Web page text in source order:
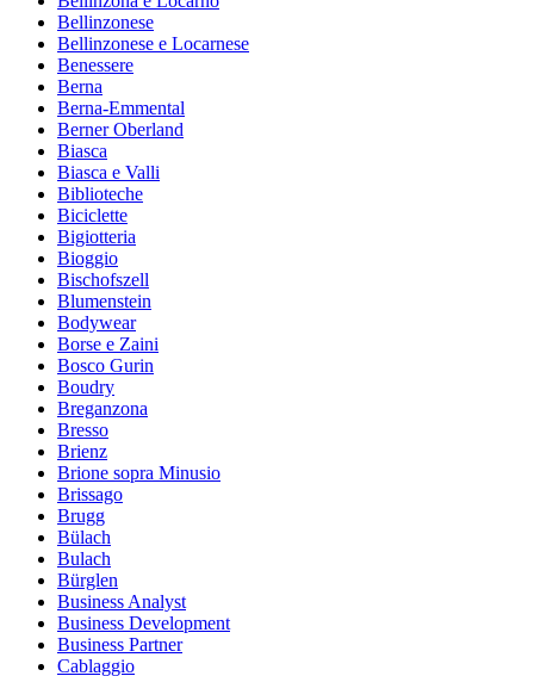
Bellinzonese
Bellinzonese e Locarnese
Benessere
Berna
Berna-Emmental
Berner Oberland
Biasca
Biasca e Valli
Biblioteche
Biciclette
Bigiotteria
Bioggio
Bischofszell
Blumenstein
Bodywear
Borse e Zaini
Bosco Gurin
Boudry
Breganzona
Bresso
Brienz
Brione sopra Minusio
Brissago
Brugg
Bülach
Bulach
Bürglen
Business Analyst
Business Development
Business Partner
Cablaggio